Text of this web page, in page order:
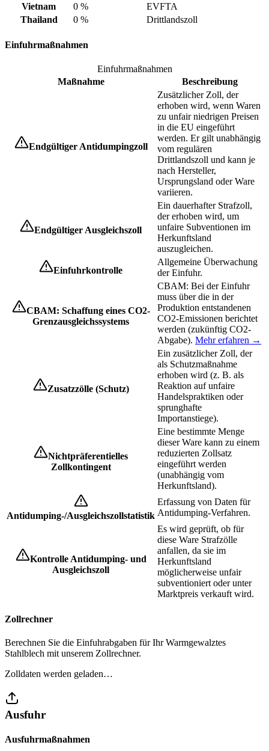
Vietnam
0 %
EVFTA
Thailand
0 % Drittlandszoll
Einfuhrmaßnahmen
Einfuhrmaßnahmen
Maßnahme
Beschreibung
Endgültiger Antidumpingzoll
Zusätzlicher Zoll, der
erhoben wird, wenn Waren
zu unfair niedrigen Preisen
in die EU eingeführt
werden. Er gilt unabhängig
vom regulären
Drittlandszoll und kann je
nach Hersteller,
Ursprungsland oder Ware
variieren.
Endgültiger Ausgleichszoll
Ein dauerhafter Strafzoll,
der erhoben wird, um
unfaire Subventionen im
Herkunftsland
auszugleichen.
Einfuhrkontrolle
Allgemeine Überwachung
der Einfuhr.
CBAM: Schaffung eines CO2-
Grenzausgleichssystems
CBAM: Bei der Einfuhr
muss über die in der
Produktion entstandenen
CO2-Emissionen berichtet
werden (zukünftig CO2-
Abgabe). Mehr erfahren →
Zusatzzölle (Schutz)
Ein zusätzlicher Zoll, der
als Schutzmaßnahme
erhoben wird (z. B. als
Reaktion auf unfaire
Handelspraktiken oder
sprunghafte
Importanstiege).
Nichtpräferentielles
Zollkontingent
Eine bestimmte Menge
dieser Ware kann zu einem
reduzierten Zollsatz
eingeführt werden
(unabhängig vom
Herkunftsland).
Antidumping-/Ausgleichszollstatistik
Erfassung von Daten für
Antidumping-Verfahren.
Kontrolle Antidumping- und
Ausgleichszoll
Es wird geprüft, ob für
diese Ware Strafzölle
anfallen, da sie im
Herkunftsland
möglicherweise unfair
subventioniert oder unter
Marktpreis verkauft wird.
Zollrechner
Berechnen Sie die Einfuhrabgaben für Ihr Warmgewalztes
Stahlblech mit unserem Zollrechner.
Zolldaten werden geladen…
Ausfuhr
Ausfuhrmaßnahmen